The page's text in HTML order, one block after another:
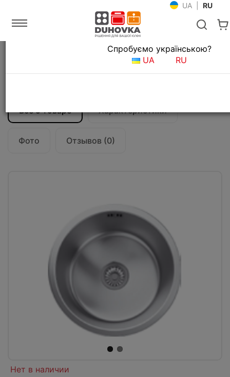
UA RU
Мойки и смесители Кухонные мойки
Кухонная мойка Fabiano Ronda 44
Все о товаре Характеристики
Фото Отзывов (0)
Язык магазина
Спробуємо українською?
UA
RU
Нет в наличии